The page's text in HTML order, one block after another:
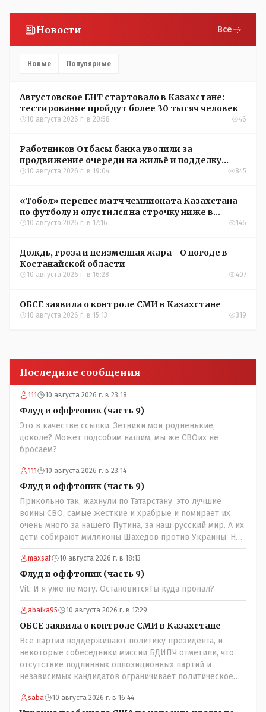
Новости Все
Новые Популярные
Августовское ЕНТ стартовало в Казахстане:
тестирование пройдут более 30 тысяч человек
10 августа 2026 г. в 20:58 46
Работников Отбасы банка уволили за
продвижение очереди на жильё и подделку
документов
10 августа 2026 г. в 19:04 845
«Тобол» перенес матч чемпионата Казахстана
по футболу и опустился на строчку ниже в
турнирной таблице
10 августа 2026 г. в 17:16 146
Дождь, гроза и неизменная жара - О погоде в
Костанайской области
10 августа 2026 г. в 16:28 407
ОБСЕ заявила о контроле СМИ в Казахстане
10 августа 2026 г. в 15:13 319
Последние сообщения
111 10 августа 2026 г. в 23:18
Флуд и оффтопик (часть 9)
Это в качестве ссылки. Зетники мои родненькие,
доколе? Может подсобим нашим, мы же СВОих не
бросаем?
111 10 августа 2026 г. в 23:14
Флуд и оффтопик (часть 9)
Прикольно так, жахнули по Татарстану, это лучшие
воины СВО, самые жесткие и храбрые и помирает их
очень много за нашего Путина, за наш русский мир. А их
дети собирают миллионы Шахедов против Украины. Но
дело не в этом, в Татарстане погибли узбеки и таджики,
поддерживающие Россию и Путина. Ни одного татарина
не погибло!
maxsaf 10 августа 2026 г. в 18:13
Флуд и оффтопик (часть 9)
Vit: И я уже не могу. ОстановитсяТы куда пропал?
abaika95 10 августа 2026 г. в 17:29
ОБСЕ заявила о контроле СМИ в Казахстане
Все партии поддерживают политику президента, и
некоторые собеседники миссии БДИПЧ отметили, что
отсутствие подлинных оппозиционных партий и
независимых кандидатов ограничивает политическое
участие и плюрализма у них в европе както по другому?
выстраивал орбан свою политку независимости венгрии
saba 10 августа 2026 г. в 16:44